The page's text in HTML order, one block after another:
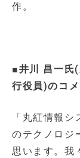
作。
■井川 昌一氏
行役員)のコメ
「丸紅情報
のテクノロジ
思います。我